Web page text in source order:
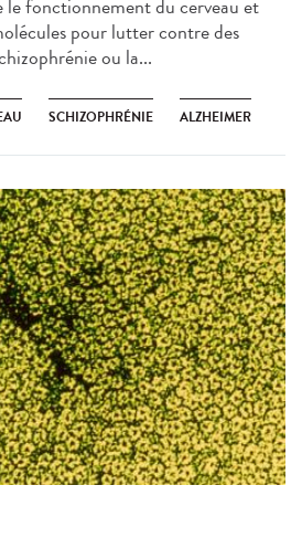
le fonctionnement du cerveau et
pour lutter contre des
ou la...
SCHIZOPHRÉNIE ALZHEIMER